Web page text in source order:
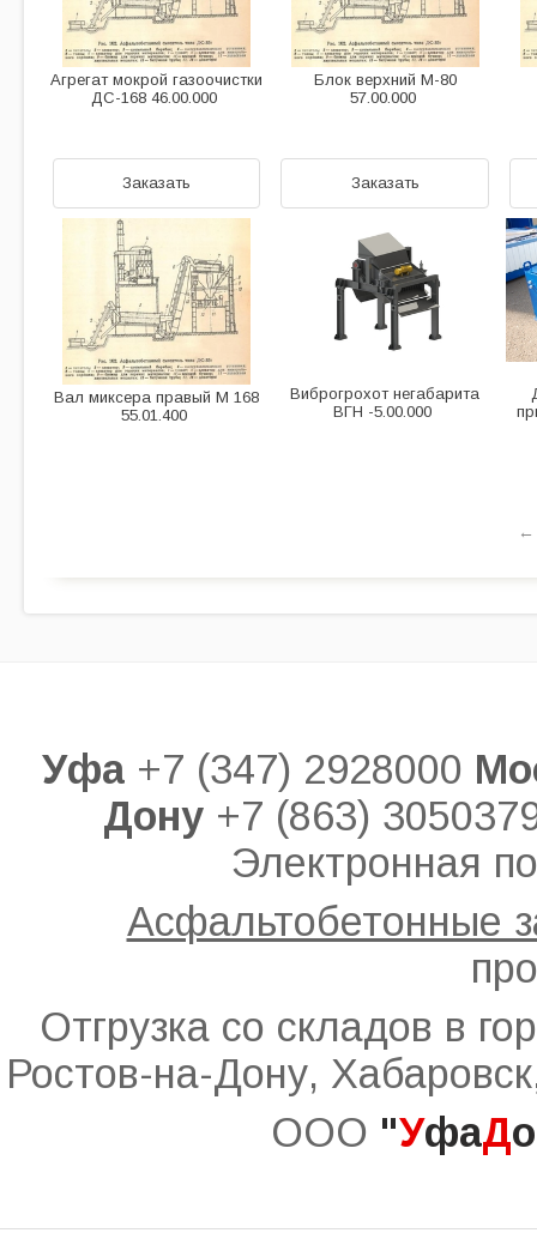
Агрегат мокрой газоочистки
ДС-168 46.00.000
Блок верхний М-80
57.00.000
Заказать
Вал миксера правый М 168
55.01.400
Заказать
Виброгрохот негабарита
ВГН -5.00.000
←
Уфа +7 (347) 2928000
Дону +7 (863)
Электронная
Асфальтобетонные
Отгрузка со складов в
Ростов-на-Дону,
ООО "УфаД